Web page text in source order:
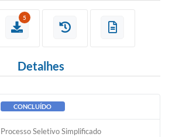
5
Detalhes
CONCLUÍDO
Processo Seletivo Simplificado